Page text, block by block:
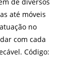
até móveis
no
com cada
Código: